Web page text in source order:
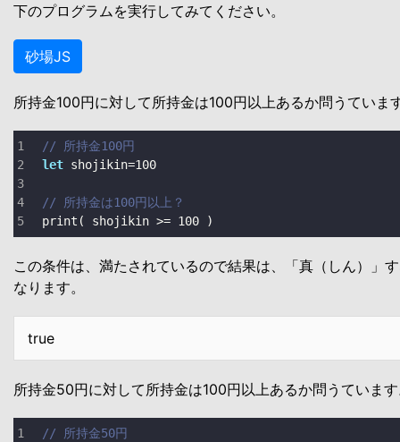
下のプログラムを実行してみてください。
砂場JS
所持金100円に対して所持金は100円以上あるか問うていま
// 所持金100円
let shojikin=100
// 所持金は100円以上？
print ( shojikin >= 100 )
この条件は、満たされているので結果は、「真（しん）」
なります。
true
所持金50円に対して所持金は100円以上あるか問うていま
// 所持金50円